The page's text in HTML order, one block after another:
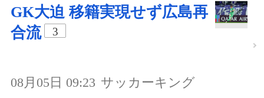
GK大迫 移籍実現せず広島再
合流
3
08月05日 09:23 サッカーキング